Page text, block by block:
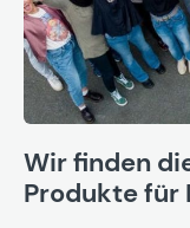
Wir finden
Produkte für